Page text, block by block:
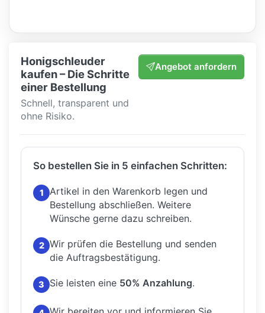
Honigschleuder
kaufen – Die Schritte
einer Bestellung
Schnell, transparent und
ohne Risiko.
Angebot anfordern
So bestellen Sie in 5 einfachen Schritten:
1
Artikel in den Warenkorb legen und
Bestellung abschließen. Weitere
Wünsche gerne dazu schreiben.
2 Wir prüfen die Bestellung und senden
die Auftragsbestätigung.
3 Sie leisten eine 50% Anzahlung.